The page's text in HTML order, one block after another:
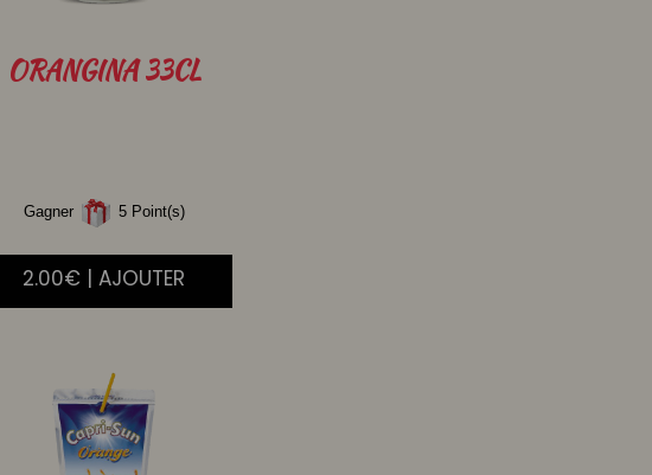
ORANGINA33CL
Gagner 5 Point(s)
2.00€ | AJOUTER